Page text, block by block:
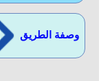
وصفة الطريق